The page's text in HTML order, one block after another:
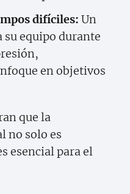
difíciles: Un
equipo durante
en objetivos
que la
no solo es
esencial para el